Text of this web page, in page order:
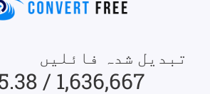
تبدیل شدہ فائلیں
1,636,667 / 15.38 TB